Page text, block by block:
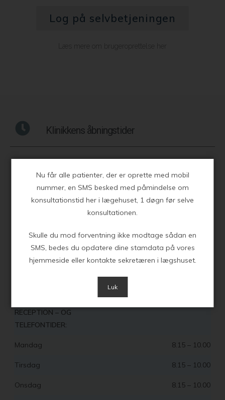
Log på selvbetjeningen
Læs mere om brugeroprettelse her
Klinikkens åbningstider
ÅBNINGSTIDER
Mandag 8.00 – 16.00
Onsdag 8.00 – 16.00
Torsdag 8.00 – 16.00
RECEPTION – OG
TELEFONTIDER:
Mandag 8.15 – 10.00
Tirsdag 8.15 – 10.00
Onsdag 8.15 – 10.00
Nu får alle patienter, der er oprette med mobil
nummer, en SMS besked med påmindelse om
konsultationstid her i lægehuset, 1 døgn før selve
konsultationen.
Skulle du mod forventning ikke modtage sådan en
SMS, bedes du opdatere dine stamdata på vores
hjemmeside eller kontakte sekretæren i lægshuset.
Luk